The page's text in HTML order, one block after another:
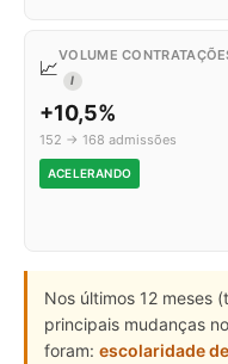
📈
VOLUME
I
+10,5%
152 → 168 admissões
ACELERANDO
Nos últimos 12 meses
principais mudanças
foram: escolaridade